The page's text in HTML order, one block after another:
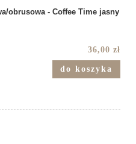
obrusowa - Coffee Time jasny
36,00 zł
do koszyka